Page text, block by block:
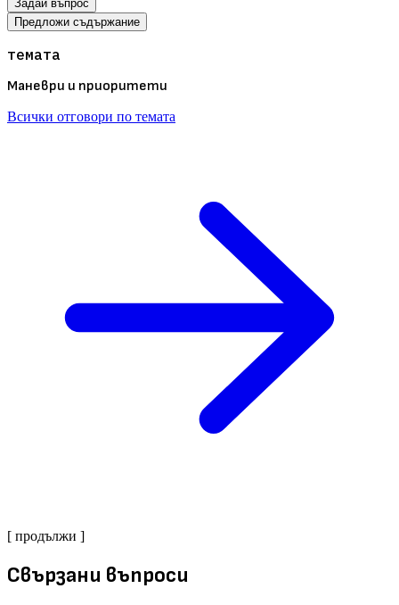
Задай въпрос
Предложи съдържание
темата
Маневри и приоритети
Всички отговори по темата
[ продължи ]
Свързани въпроси